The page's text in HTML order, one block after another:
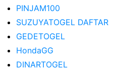
PINJAM100
SUZUYATOGEL DAFTAR
GEDETOGEL
HondaGG
DINARTOGEL